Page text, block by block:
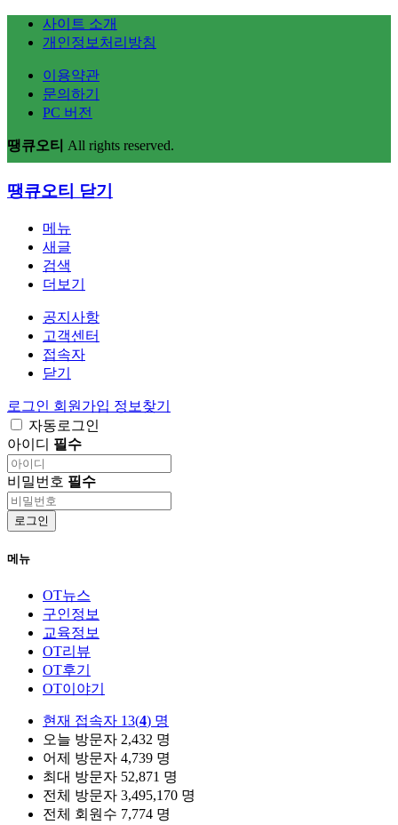
사이트 소개
개인정보처리방침
이용약관
문의하기
PC 버전
땡큐오티 All rights reserved.
땡큐오티 닫기
메뉴
새글
검색
더보기
공지사항
고객센터
접속자
닫기
로그인 회원가입 정보찾기
자동로그인
아이디 필수
비밀번호 필수
로그인
메뉴
OT뉴스
구인정보
교육정보
OT리뷰
OT후기
OT이야기
현재 접속자 13(4) 명
오늘 방문자 2,432 명
어제 방문자 4,739 명
최대 방문자 52,871 명
전체 방문자 3,495,170 명
전체 회원수 7,774 명